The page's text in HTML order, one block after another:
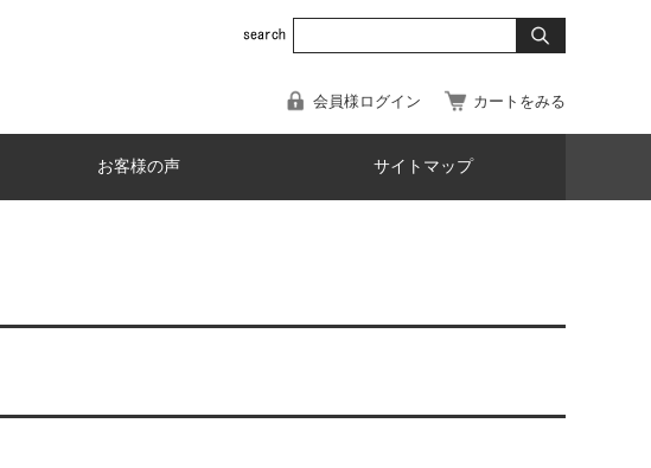
会員様ログイン カートをみる
お客様の声 サイトマップ